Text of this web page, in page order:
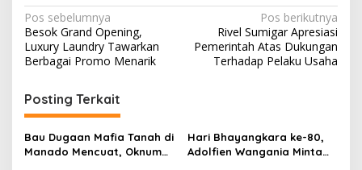
N
a
v
i
g
a
s
Pos sebelumnya
Besok Grand Opening,
Luxury Laundry Tawarkan
Berbagai Promo Menarik
Pos berikutnya
Rivel Sumigar Apresiasi
Pemerintah Atas Dukungan
Terhadap Pelaku Usaha
Posting Terkait
Bau Dugaan Mafia Tanah di
Manado Mencuat, Oknum
‎Hari Bhayangkara ke-80,
Adolfien Wangania Minta